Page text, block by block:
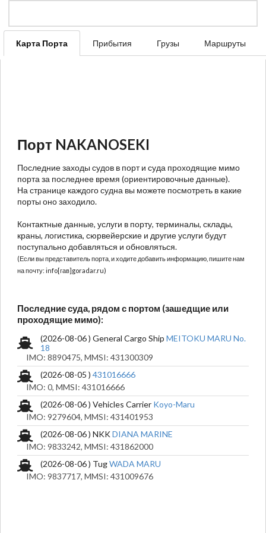
Карта Порта Прибытия Грузы Маршруты
Порт NAKANOSEKI
Последние заходы судов в порт и суда проходящие мимо
порта за последнее время (ориентировочные данные).
На странице каждого судна вы можете посмотреть в какие
порты оно заходило.
Контактные данные, услуги в порту, терминалы, склады,
краны, логистика, сюрвейерские и другие услуги будут
поступально добавляться и обновляться.
(Если вы представитель порта, и ходите добавить информацию, пишите нам
на почту: info[гав]goradar.ru)
Последние суда, рядом с портом (зашедщие или
проходящие мимо):
(2026-08-06 ) General Cargo Ship MEITOKU MARU No.
18
IMO: 8890475, MMSI: 431300309
(2026-08-05 ) 431016666
IMO: 0, MMSI: 431016666
(2026-08-06 ) Vehicles Carrier Koyo-Maru
IMO: 9279604, MMSI: 431401953
(2026-08-06 ) NKKDIANA MARINE
IMO: 9833242, MMSI: 431862000
(2026-08-06 ) TugWADA MARU
IMO: 9837717, MMSI: 431009676